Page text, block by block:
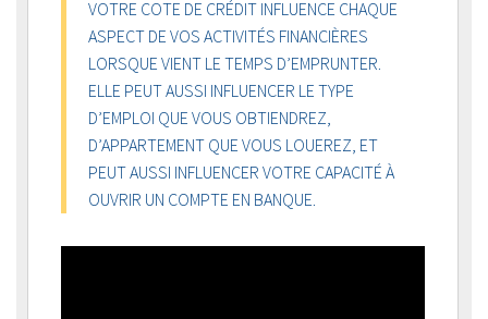
VOTRE COTE DE CRÉDIT INFLUENCE CHAQUE
ASPECT DE VOS ACTIVITÉS FINANCIÈRES
LORSQUE VIENT LE TEMPS D’EMPRUNTER.
ELLE PEUT AUSSI INFLUENCER LE TYPE
D’EMPLOI QUE VOUS OBTIENDREZ,
D’APPARTEMENT QUE VOUS LOUEREZ, ET
PEUT AUSSI INFLUENCER VOTRE CAPACITÉ À
OUVRIR UN COMPTE EN BANQUE.